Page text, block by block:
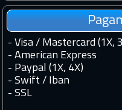
- Visa / Mastercard (1X,
- American Express
- Paypal (1X, 4X)
- Swift / Iban
- SSL